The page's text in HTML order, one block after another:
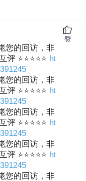
您的回访，非
⭐⭐⭐⭐⭐ ht
您的回访，非
⭐⭐⭐⭐⭐ ht
您的回访，非
⭐⭐⭐⭐⭐ ht
您的回访，非
⭐⭐⭐⭐⭐ ht
您的回访，非
赞